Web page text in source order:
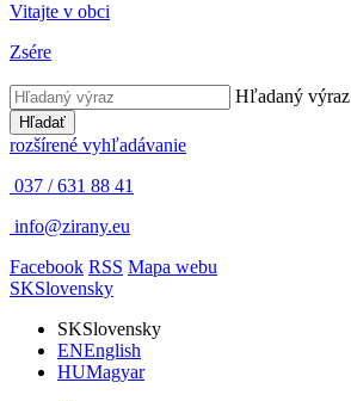
Vitajte v obci
Zsére
Hľadaný výraz
Hľadať
rozšírené vyhľadávanie
037 / 631 88 41
info@zirany.eu
Facebook RSS Mapa webu
SKSlovensky
SKSlovensky
ENEnglish
HUMagyar